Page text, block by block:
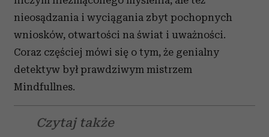
nieosądzania i wyciągania zbyt pochopnych
wniosków, otwartości na świat i uważności.
Coraz częściej mówi się o tym, że genialny
detektyw był prawdziwym mistrzem
Mindfullnes.
Czytaj także